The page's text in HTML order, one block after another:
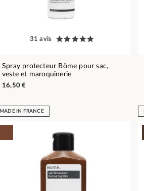
31 avis
Spray protecteur Bōme pour sac,
veste et maroquinerie
16,50 €
MADE IN FRANCE